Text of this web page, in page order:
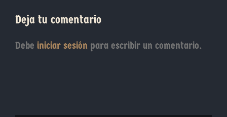
Deja tu comentario
Debe iniciar sesión para escribir un comentario.